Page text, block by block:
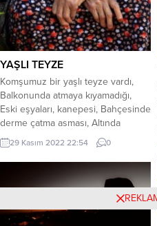
YAŞLI TEYZE
Komşumuz bir yaşlı teyze vardı,
Balkonunda atmaya kıyamadığı,
Eski eşyaları, kanepesi, Bahçesinde
derme çatma asması, Altında
rengarenk çiçekleri, Iclerine
fesleğenler ektiği, Yağ
tenekeleri,yoğurt kapları. Gelene
geçene dert yanardı, Geçmeyen,
ağrılarından, acılarından… Gücenirdi
komşular bazen, Balkonlarımızı
kirletdikçe, Bacasından çıkan isli
29 Kasım 2022 22:54 0